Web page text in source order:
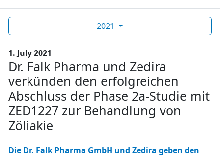
2021
1. July 2021
Dr. Falk Pharma und Zedira
verkünden den erfolgreichen
Abschluss der Phase 2a-Studie mit
ZED1227 zur Behandlung von
Zöliakie
Die Dr. Falk Pharma GmbH und Zedira geben den